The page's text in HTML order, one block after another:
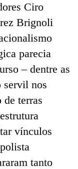
Ciro
Brignoli
parecia
– dentre as
servil nos
terras
vínculos
tanto